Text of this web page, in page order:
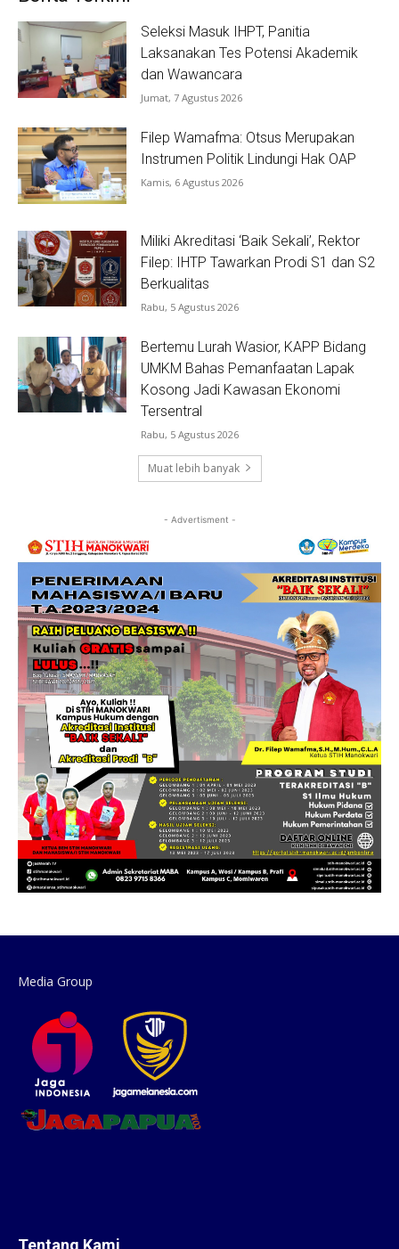
Seleksi Masuk IHPT, Panitia
Laksanakan Tes Potensi Akademik
dan Wawancara
Jumat, 7 Agustus 2026
Filep Wamafma: Otsus Merupakan
Instrumen Politik Lindungi Hak OAP
Kamis, 6 Agustus 2026
Miliki Akreditasi ‘Baik Sekali’, Rektor
Filep: IHTP Tawarkan Prodi S1 dan S2
Berkualitas
Rabu, 5 Agustus 2026
Bertemu Lurah Wasior, KAPP Bidang
UMKM Bahas Pemanfaatan Lapak
Kosong Jadi Kawasan Ekonomi
Tersentral
Rabu, 5 Agustus 2026
Muat lebih banyak
- Advertisment -
Media Group
Tentang Kami